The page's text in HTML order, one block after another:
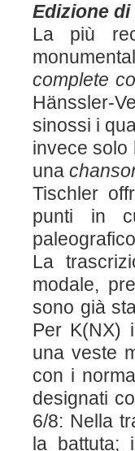
Edizione
La più
complete
Hänssler-
sinossi i
invece solo
una
Tischler
punti in
La
modale,
sono già
Per K(NX)
una veste
con i
designati
6/8: Nella
la battuta;